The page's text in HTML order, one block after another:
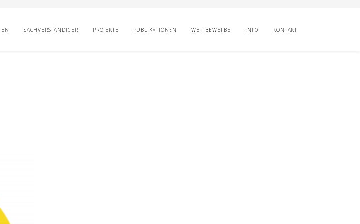
SACHVERSTÄNDIGER PROJEKTE PUBLIKATIONEN WETTBEWERBE INFO KONTAKT